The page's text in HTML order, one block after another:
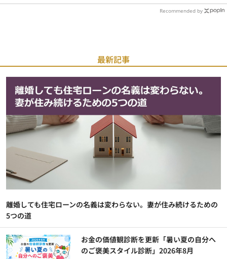
Recommended by
最新記事
離婚しても住宅ローンの名義は変わらない。妻が住み続けるための
5つの道
お金の価値観診断を更新「暑い夏の自分へ
のご褒美スタイル診断」2026年8月